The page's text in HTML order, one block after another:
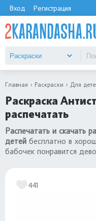
Вход Регистрация
Главная Раскраски Для
Раскраска
распечатать
Распечатать и скачать
детей бесплатно в
бабочек понравится
441